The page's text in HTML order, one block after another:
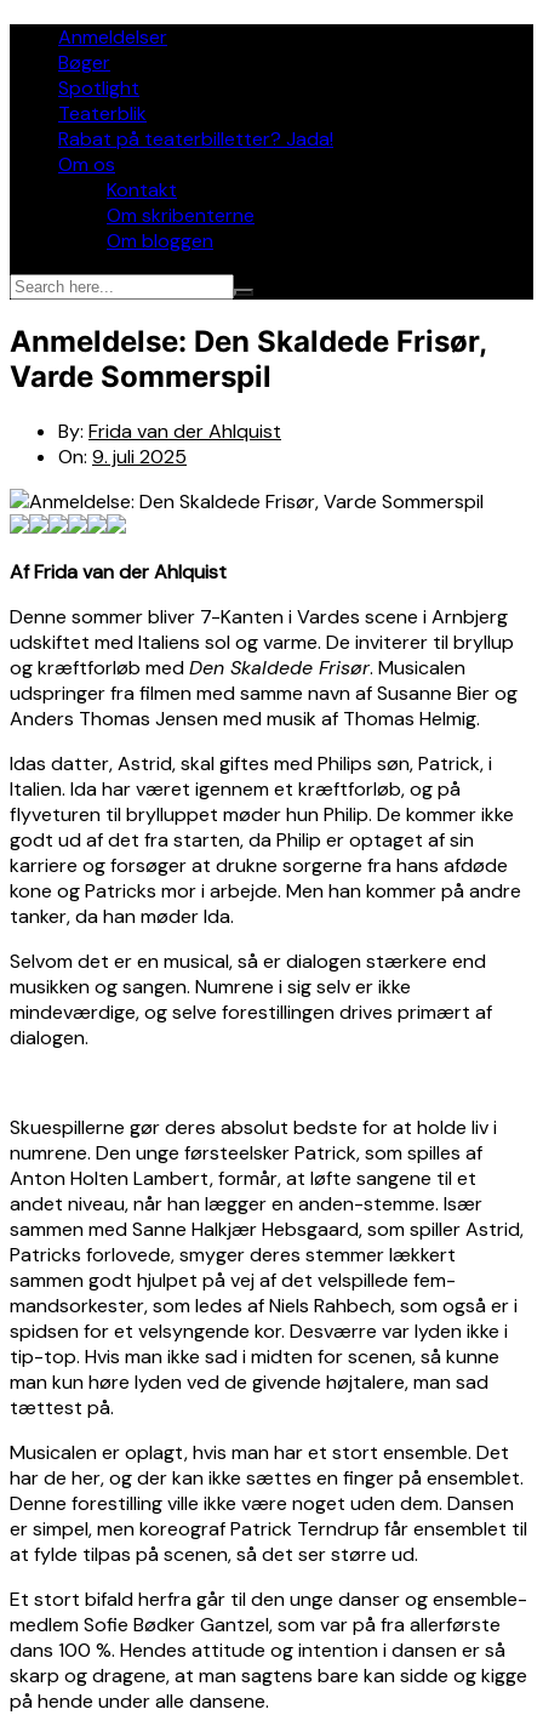
Anmeldelser
Bøger
Spotlight
Teaterblik
Rabat på teaterbilletter? Jada!
Om os
Kontakt
Om skribenterne
Om bloggen
Anmeldelse: Den Skaldede Frisør,
Varde Sommerspil
By: Frida van der Ahlquist
On: 9. juli 2025
Af Frida van der Ahlquist
Denne sommer bliver 7-Kanten i Vardes scene i Arnbjerg
udskiftet med Italiens sol og varme. De inviterer til bryllup
og kræftforløb medDen Skaldede Frisør. Musicalen
udspringer fra filmen med samme navn af Susanne Bier og
Anders Thomas Jensen med musik af Thomas Helmig.
Idas datter, Astrid, skal giftes med Philips søn, Patrick, i
Italien. Ida har været igennem et kræftforløb, og på
flyveturen til brylluppet møder hun Philip. De kommer ikke
godt ud af det fra starten, da Philip er optaget af sin
karriere og forsøger at drukne sorgerne fra hans afdøde
kone og Patricks mor i arbejde. Men han kommer på andre
tanker, da han møder Ida.
Selvom det er en musical, så er dialogen stærkere end
musikken og sangen. Numrene i sig selv er ikke
mindeværdige, og selve forestillingen drives primært af
dialogen.
Skuespillerne gør deres absolut bedste for at holde liv i
numrene. Den unge førsteelsker Patrick, som spilles af
Anton Holten Lambert, formår, at løfte sangene til et
andet niveau, når han lægger en anden-stemme. Især
sammen med Sanne Halkjær Hebsgaard, som spiller Astrid,
Patricks forlovede, smyger deres stemmer lækkert
sammen godt hjulpet på vej af det velspillede fem-
mandsorkester, som ledes af Niels Rahbech, som også er i
spidsen for et velsyngende kor. Desværre var lyden ikke i
tip-top. Hvis man ikke sad i midten for scenen, så kunne
man kun høre lyden ved de givende højtalere, man sad
tættest på.
Musicalen er oplagt, hvis man har et stort ensemble. Det
har de her, og der kan ikke sættes en finger på ensemblet.
Denne forestilling ville ikke være noget uden dem. Dansen
er simpel, men koreograf Patrick Terndrup får ensemblet til
at fylde tilpas på scenen, så det ser større ud.
Et stort bifald herfra går til den unge danser og ensemble-
medlem Sofie Bødker Gantzel, som var på fra allerførste
dans 100 %. Hendes attitude og intention i dansen er så
skarp og dragene, at man sagtens bare kan sidde og kigge
på hende under alle dansene.